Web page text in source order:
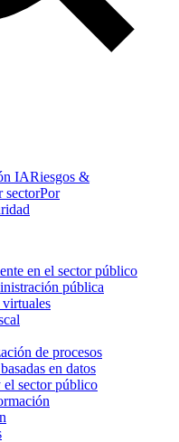
IARiesgos &
sectorPor
en el sector público
pública
virtuales
de procesos
en datos
sector público